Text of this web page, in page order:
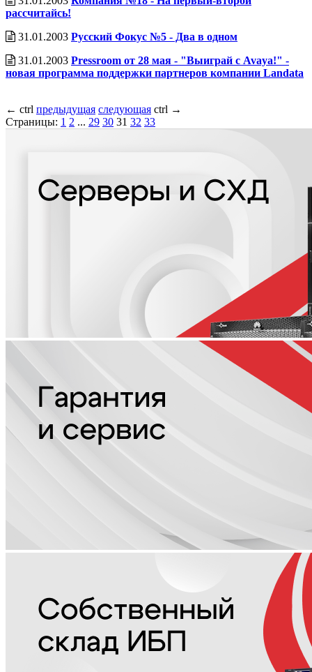
рассчитайсь!
31.01.2003 Русский Фокус №5 - Два в одном
31.01.2003 Pressroom от 28 мая - "Выиграй с Avaya!" -
новая программа поддержки партнеров компании Landata
← ctrl предыдущая следующая ctrl →
Страницы: 1 2 ... 29 30 31 32 33